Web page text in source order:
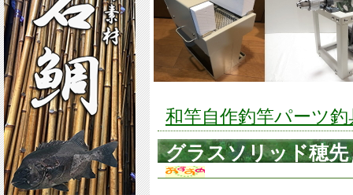
和竿自作釣竿パーツ釣
グラスソリッド穂